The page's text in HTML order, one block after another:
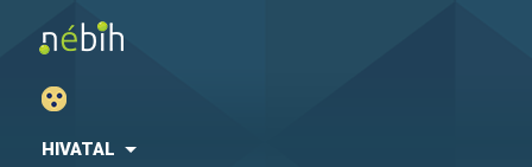
HIVATAL